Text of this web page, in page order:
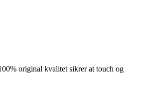
original kvalitet sikrer at touch og